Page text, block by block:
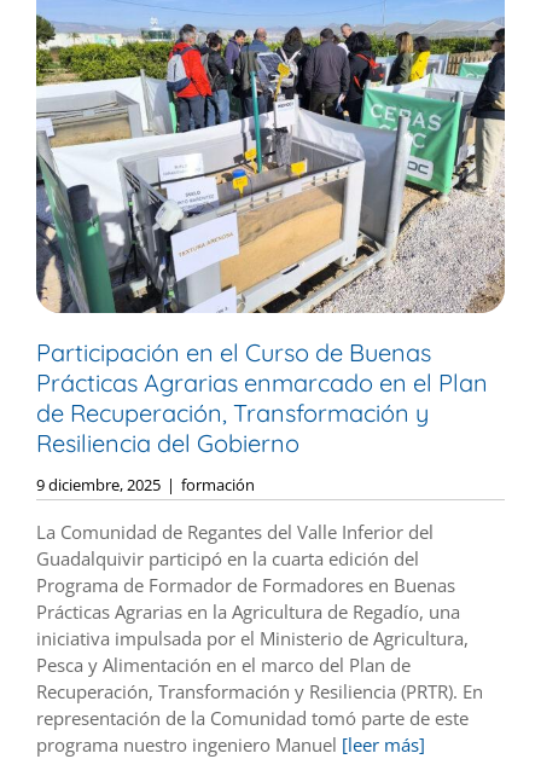
Participación en el Curso de Buenas
Prácticas Agrarias enmarcado en el Plan
de Recuperación, Transformación y
Resiliencia del Gobierno
9 diciembre, 2025 | formación
La Comunidad de Regantes del Valle Inferior del
Guadalquivir participó en la cuarta edición del
Programa de Formador de Formadores en Buenas
Prácticas Agrarias en la Agricultura de Regadío, una
iniciativa impulsada por el Ministerio de Agricultura,
Pesca y Alimentación en el marco del Plan de
Recuperación, Transformación y Resiliencia (PRTR). En
representación de la Comunidad tomó parte de este
programa nuestro ingeniero Manuel [leer más]